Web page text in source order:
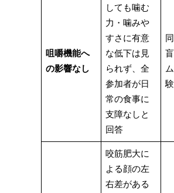
咀嚼機能へ
の影響なし
しても噛む
力・噛みや
すさに有意
な低下は見
られず、全
参加者が日
常の食事に
支障なしと
回答
験
咬筋肥大に
よる顔の左
右差がある